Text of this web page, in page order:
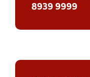
8939 9999